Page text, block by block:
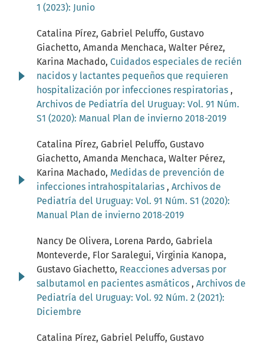
1 (2023): Junio
Catalina Pírez, Gabriel Peluffo, Gustavo
Giachetto, Amanda Menchaca, Walter Pérez,
Karina Machado, Cuidados especiales de recién
nacidos y lactantes pequeños que requieren
hospitalización por infecciones respiratorias ,
Archivos de Pediatría del Uruguay: Vol. 91 Núm.
S1 (2020): Manual Plan de invierno 2018-2019
Catalina Pírez, Gabriel Peluffo, Gustavo
Giachetto, Amanda Menchaca, Walter Pérez,
Karina Machado, Medidas de prevención de
infecciones intrahospitalarias , Archivos de
Pediatría del Uruguay: Vol. 91 Núm. S1 (2020):
Manual Plan de invierno 2018-2019
Nancy De Olivera, Lorena Pardo, Gabriela
Monteverde, Flor Saralegui, Virginia Kanopa,
Gustavo Giachetto, Reacciones adversas por
salbutamol en pacientes asmáticos , Archivos de
Pediatría del Uruguay: Vol. 92 Núm. 2 (2021):
Diciembre
Catalina Pírez, Gabriel Peluffo, Gustavo